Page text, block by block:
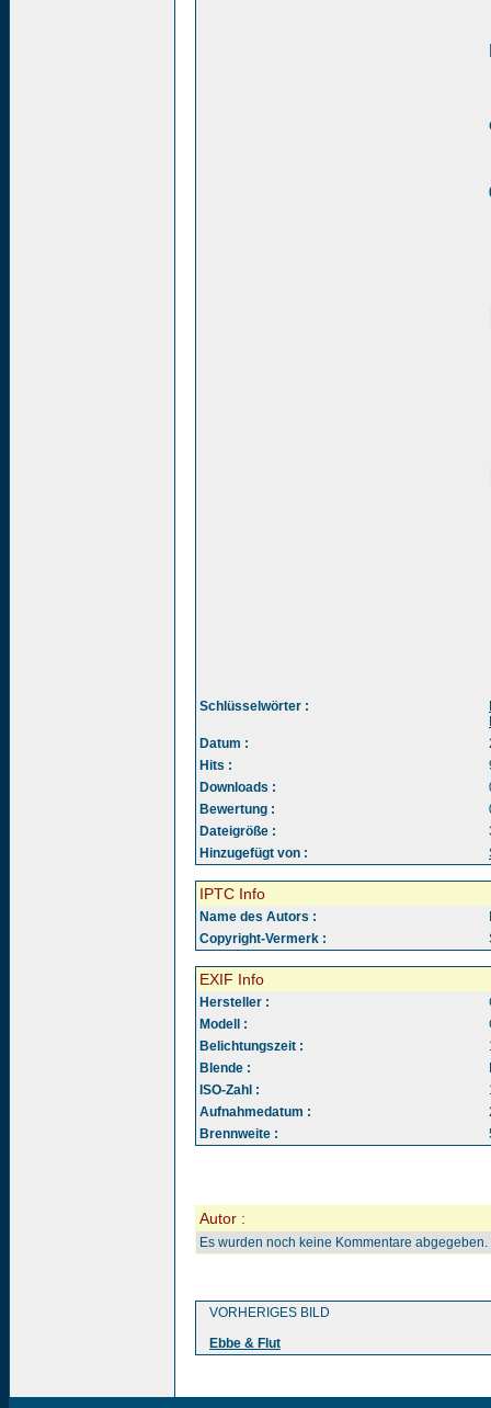
Schlüsselwörter :
Datum :
Hits :
Downloads :
Bewertung :
Dateigröße :
Hinzugefügt von :
IPTC Info
Name des Autors :
Copyright-Vermerk :
EXIF Info
Hersteller :
Modell :
Belichtungszeit :
Blende :
ISO-Zahl :
Aufnahmedatum :
Brennweite :
Autor :
Es wurden noch keine Kommentare abgegeben.
VORHERIGES BILD
Ebbe & Flut